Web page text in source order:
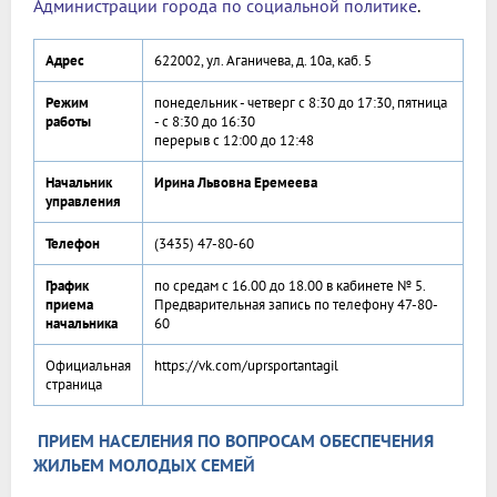
Администрации города по социальной политике.
Адрес 622002, ул. Аганичева, д. 10а, каб. 5
Режим
работы
понедельник - четверг с 8:30 до 17:30, пятница
- с 8:30 до 16:30
перерыв с 12:00 до 12:48
Начальник
управления
Ирина Львовна Еремеева
Телефон (3435) 47-80-60
График
приема
начальника
по средам с 16.00 до 18.00 в кабинете № 5.
Предварительная запись по телефону 47-80-
60
Официальная
страница
https://vk.com/uprsportantagil
ПРИЕМ НАСЕЛЕНИЯ ПО ВОПРОСАМ ОБЕСПЕЧЕНИЯ
ЖИЛЬЕМ МОЛОДЫХ СЕМЕЙ